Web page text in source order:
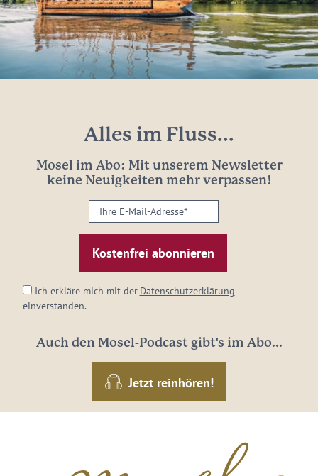
Alles im Fluss...
Mosel im Abo: Mit unserem Newsletter
keine Neuigkeiten mehr verpassen!
Ihre
E-
Mail-
Adresse:
Ich erkläre mich mit der Datenschutzerklärung
einverstanden.
Auch den Mosel-Podcast gibt's im Abo...
Jetzt reinhören!